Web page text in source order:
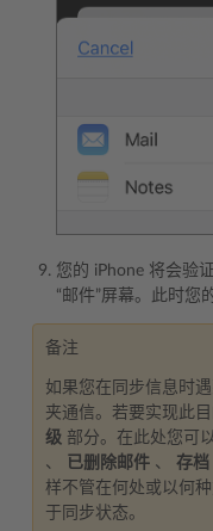
您的 iPhone 将会验
“邮件”屏幕。此时您
备注
如果您在同步信息时
夹通信。若要实现此
级 部分。在此处您可
、
已删除邮件 、 存档
样不管在何处或以何
于同步状态。